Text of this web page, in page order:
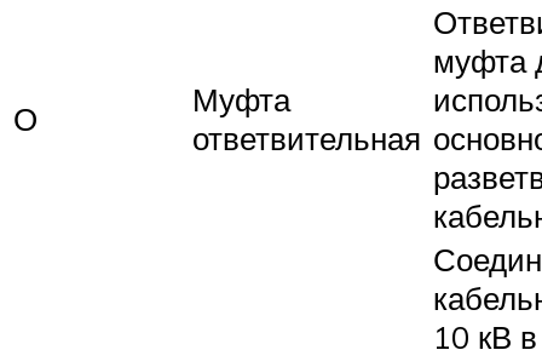
О
Муфта
ответвительная
муфта
10 кВ в